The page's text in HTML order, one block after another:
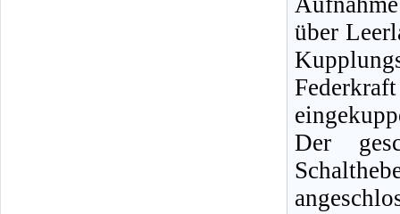
über
Der